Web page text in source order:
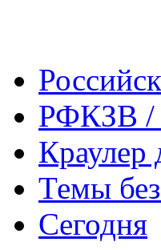
РФКЗВ /
Краулер
Темы
Сегодня